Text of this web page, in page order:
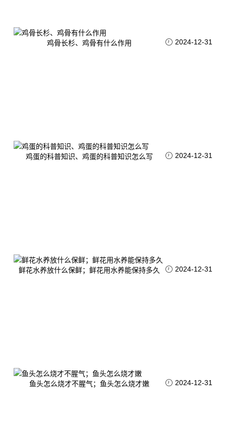
鸡骨长杉、鸡骨有什么作用 2024-12-31
鸡蛋的科普知识、鸡蛋的科普知识怎么写 2024-12-31
鲜花水养放什么保鲜；鲜花用水养能保持多久 2024-12-31
鱼头怎么烧才不腥气；鱼头怎么烧才嫩 2024-12-31